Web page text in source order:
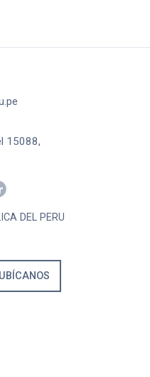
15088,
DEL PERU
UBÍCANOS